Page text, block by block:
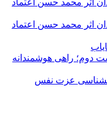
اثر محمد حسن اعتماد
اثر محمد حسن اعتماد
دوم؛ راهی هوشمندانه
عزت نفس